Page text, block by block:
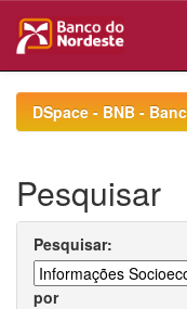
navigationDSpace - BNB -
Pesquisar
Pesquisar:
por